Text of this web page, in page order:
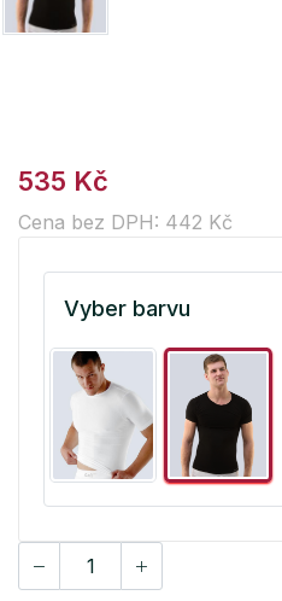
535 Kč
Cena bez DPH: 442 Kč
Vyber barvu